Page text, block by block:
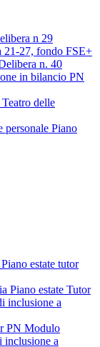
n 29
21-27, fondo FSE+
n. 40
in bilancio PN
delle
personale Piano
estate tutor
Piano estate Tutor
inclusione a
PN Modulo
inclusione a